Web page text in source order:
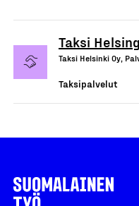
Taksi
Taksi Helsinki Oy,
Taksipalvelut